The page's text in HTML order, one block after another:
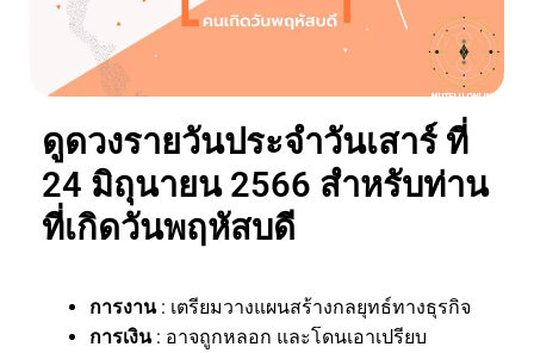
ดูดวงรายวันประจำวันเสาร์ ที่
24 มิถุนายน 2566 สำหรับท่าน
ที่เกิดวันพฤหัสบดี
การงาน : เตรียมวางแผนสร้างกลยุทธ์ทางธุรกิจ
การเงิน : อาจถูกหลอก และโดนเอาเปรียบ